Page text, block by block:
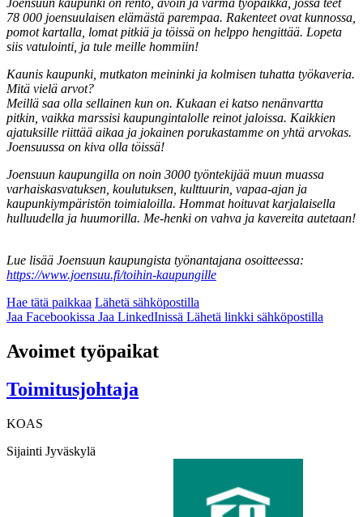
Joensuun kaupunki on rento, avoin ja varma työpaikka, jossa teet
78 000 joensuulaisen elämästä parempaa. Rakenteet ovat kunnossa,
pomot kartalla, lomat pitkiä ja töissä on helppo hengittää. Lopeta
siis vatulointi, ja tule meille hommiin!
Kaunis kaupunki, mutkaton meininki ja kolmisen tuhatta työkaveria.
Mitä vielä arvot?
Meillä saa olla sellainen kun on. Kukaan ei katso nenänvartta
pitkin, vaikka marssisi kaupungintalolle reinot jaloissa. Kaikkien
ajatuksille riittää aikaa ja jokainen porukastamme on yhtä arvokas.
Joensuussa on kiva olla töissä!
Joensuun kaupungilla on noin 3000 työntekijää muun muassa
varhaiskasvatuksen, koulutuksen, kulttuurin, vapaa-ajan ja
kaupunkiympäristön toimialoilla. Hommat hoituvat karjalaisella
hulluudella ja huumorilla. Me-henki on vahva ja kavereita autetaan!
Lue lisää Joensuun kaupungista työnantajana osoitteessa:
https://www.joensuu.fi/toihin-kaupungille
Hae tätä paikkaa Lähetä sähköpostilla
Jaa Facebookissa Jaa LinkedInissä Lähetä linkki sähköpostilla
Avoimet työpaikat
Toimitusjohtaja
KOAS
Sijainti Jyväskylä